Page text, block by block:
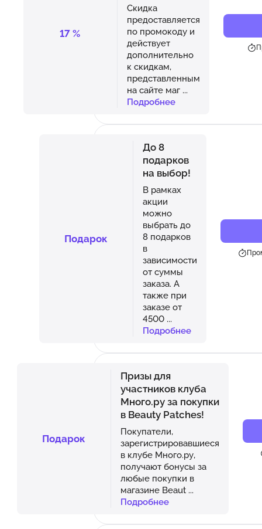
17 %
Скидка
предоставляется
по промокоду и
действует
дополнительно
к скидкам,
представленным
на сайте маг ...
Подробнее
Подарок
До 8
подарков
на выбор!
В рамках
акции
можно
выбрать до
8 подарков
в
зависимости
от суммы
заказа. А
также при
заказе от
4500 ...
Подробнее
Подарок
Призы для
участников клуба
Много.ру за покупки
в Beauty Patches!
Покупатели,
зарегистрировавшиеся
в клубе Много.ру,
получают бонусы за
любые покупки в
магазине Beaut ...
Подробнее